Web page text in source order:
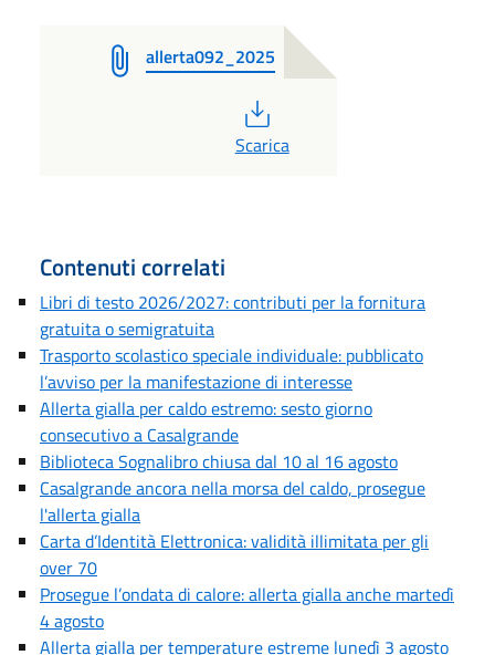
allerta092_2025
Scarica
Contenuti correlati
Libri di testo 2026/2027: contributi per la fornitura
gratuita o semigratuita
Trasporto scolastico speciale individuale: pubblicato
l’avviso per la manifestazione di interesse
Allerta gialla per caldo estremo: sesto giorno
consecutivo a Casalgrande
Biblioteca Sognalibro chiusa dal 10 al 16 agosto
Casalgrande ancora nella morsa del caldo, prosegue
l'allerta gialla
Carta d’Identità Elettronica: validità illimitata per gli
over 70
Prosegue l’ondata di calore: allerta gialla anche martedì
4 agosto
Allerta gialla per temperature estreme lunedì 3 agosto